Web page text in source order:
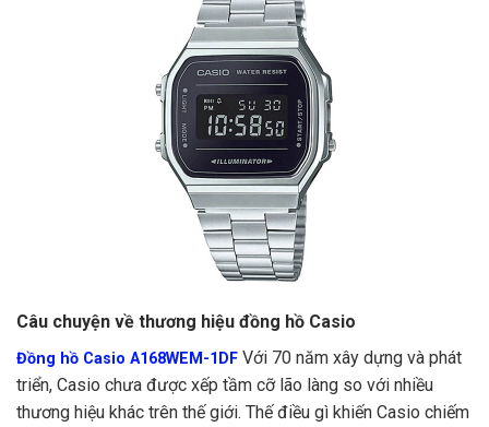
Câu chuyện về thương hiệu đồng hồ Casio
Đồng hồ Casio A168WEM-1DF Với 70 năm xây dựng và phát
triển, Casio chưa được xếp tầm cỡ lão làng so với nhiều
thương hiệu khác trên thế giới. Thế điều gì khiến Casio chiếm